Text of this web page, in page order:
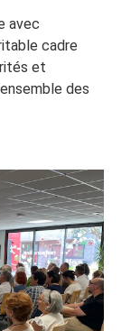
avec
cadre
et
des